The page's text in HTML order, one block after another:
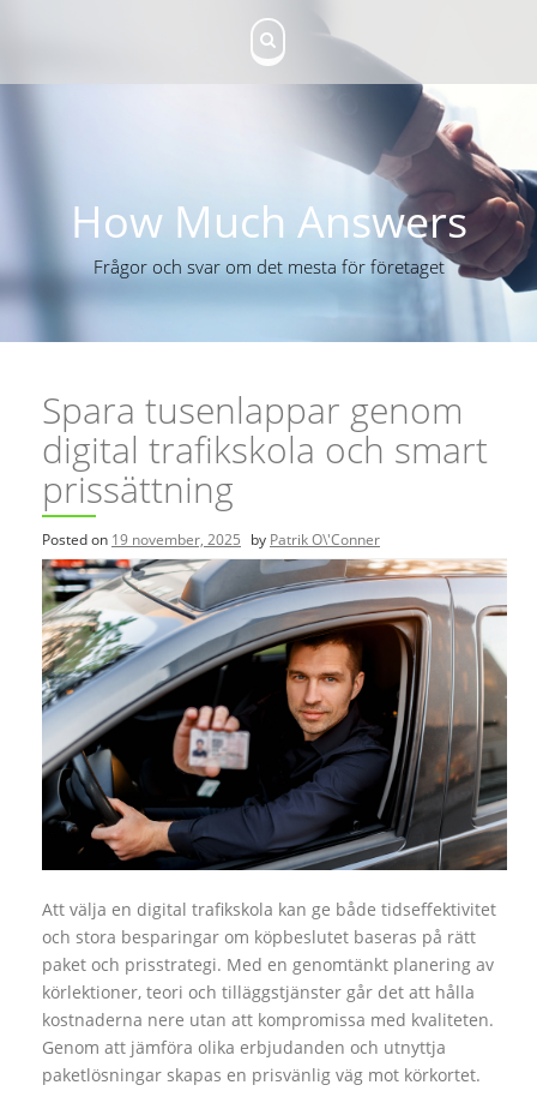
p
n
t
How Much Answers
Frågor och svar om det mesta för företaget
Spara tusenlappar genom
digital trafikskola och smart
prissättning
Posted on 19 november, 2025 by Patrik O\'Conner
Att välja en digital trafikskola kan ge både tidseffektivitet
och stora besparingar om köpbeslutet baseras på rätt
paket och prisstrategi. Med en genomtänkt planering av
körlektioner, teori och tilläggstjänster går det att hålla
kostnaderna nere utan att kompromissa med kvaliteten.
Genom att jämföra olika erbjudanden och utnyttja
paketlösningar skapas en prisvänlig väg mot körkortet.